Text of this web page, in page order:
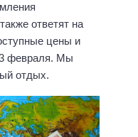
ответят на
цены и
февраля. Мы
отдых.